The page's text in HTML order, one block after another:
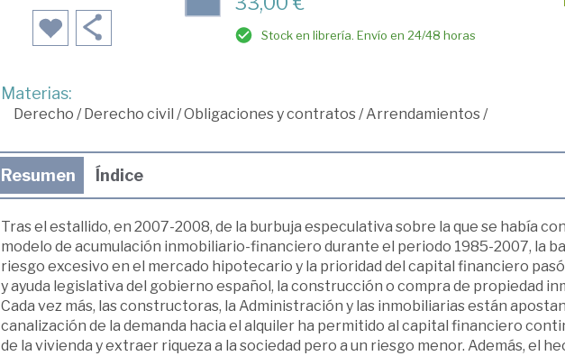
Stock en librería. Envío en 24/48 horas
Materias:
Derecho /Derecho civil /Obligaciones y contratos/Arrendamientos/
Resumen Índice
Tras el estallido, en 2007-2008, de la burbuja especulativa sobre la que se había
modelo de acumulación inmobiliario-financiero durante el periodo 1985-2007, la
riesgo excesivo en el mercado hipotecario y la prioridad del capital financiero
y ayuda legislativa del gobierno español, la construcción o compra de propiedad
Cada vez más, las constructoras, la Administración y las inmobiliarias están
canalización de la demanda hacia el alquiler ha permitido al capital financiero
de la vivienda y extraer riqueza a la sociedad pero a un riesgo menor. Además, el